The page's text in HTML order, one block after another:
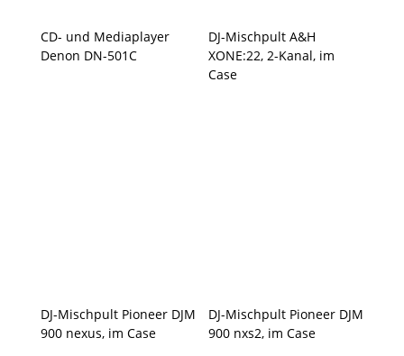
CD- und Mediaplayer
Denon DN-501C
DJ-Mischpult A&H
XONE:22, 2-Kanal, im
Case
DJ-Mischpult Pioneer DJM
900 nexus, im Case
DJ-Mischpult Pioneer DJM
900 nxs2, im Case